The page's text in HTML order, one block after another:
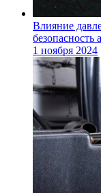
Влияние
безопасность
1 ноября 2024